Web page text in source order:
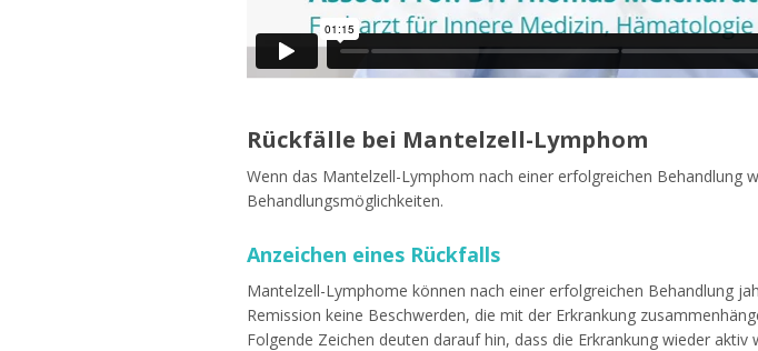
Rückfälle bei Mantelzell-Lymphom
Wenn das Mantelzell-Lymphom nach einer erfolgreichen Behandlung
Behandlungsmöglichkeiten.
Anzeichen eines Rückfalls
Mantelzell-Lymphome können nach einer erfolgreichen Behandlung
Remission keine Beschwerden, die mit der Erkrankung
Folgende Zeichen deuten darauf hin, dass die Erkrankung wieder aktiv